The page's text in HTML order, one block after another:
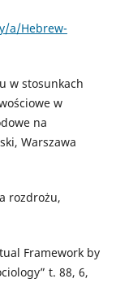
a/Hebrew-
w stosunkach
w
na
Warszawa
rozdrożu,
Framework by
t. 88, 6,